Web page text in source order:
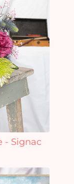
- Signac